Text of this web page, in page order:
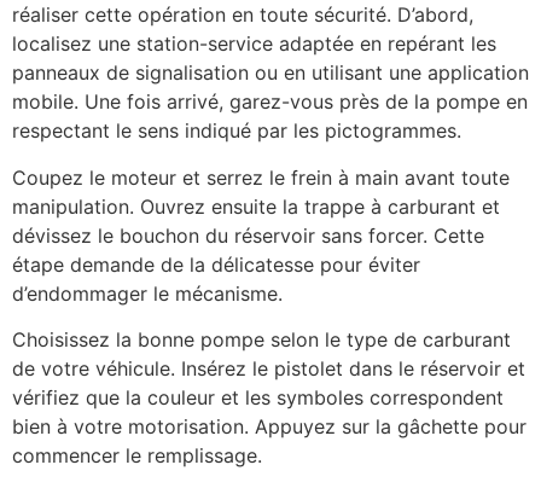
réaliser cette opération en toute sécurité. D’abord,
localisez une station-service adaptée en repérant les
panneaux de signalisation ou en utilisant une application
mobile. Une fois arrivé, garez-vous près de la pompe en
respectant le sens indiqué par les pictogrammes.
Coupez le moteur et serrez le frein à main avant toute
manipulation. Ouvrez ensuite la trappe à carburant et
dévissez le bouchon du réservoir sans forcer. Cette
étape demande de la délicatesse pour éviter
d’endommager le mécanisme.
Choisissez la bonne pompe selon le type de carburant
de votre véhicule. Insérez le pistolet dans le réservoir et
vérifiez que la couleur et les symboles correspondent
bien à votre motorisation. Appuyez sur la gâchette pour
commencer le remplissage.